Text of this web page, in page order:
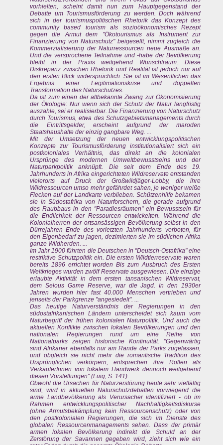
vorhielten, scheint damit nun zum Hauptgegenstand der
Debatte um Tourismusförderung zu werden. Doch während
sich in der tourismuspolitischen Rhetorik das Konzept des
community based tourism als sozioökonomisches Rezept
gegen die Armut dem "Ökotourismus als Instrument zur
Finanzierung von Naturschutz" beigesellt, nimmt zugleich die
Kommerzialisierung der Naturressourcen neue Ausmaße an.
Und die versprochene Teilnahme und -habe der Bevölkerung
bleibt in der Praxis weitgehend Wunschtraum. Diese
Diskrepanz zwischen Rhetorik und Realität ist jedoch nur auf
den ersten Blick widersprüchlich. Sie ist im Wesentlichen das
Ergebnis einer Legitimationskrise und doppelten
Transformation des Naturschutzes.
Da ist zum einen der altbekannte Zwang zur Ökonomisierung
der Ökologie: Nur wenn sich der Schutz der Natur langfristig
auszahle, sei er realisierbar. Die Finanzierung von Naturschutz
durch Tourismus, etwa des Schutzgebietsmanagements durch
die Eintrittsgelder, erscheint aufgrund der maroden
Staatshaushalte der einzig gangbare Weg. ...
Mit der Umsetzung der neuen entwicklungspolitischen
Konzepte zur Tourismusförderung institutionalisiert sich ein
postkoloniales Verhältnis, das direkt an die kolonialen
Ursprünge des modernen Umweltbewusstseins und der
Naturparkpolitik anknüpft. Die seit dem Ende des 19.
Jahrhunderts in Afrika eingerichteten Wildreservate entstanden
vielerorts auf Druck der Großwildjäger-Lobby, die ihre
Wildressourcen umso mehr gefährdet sahen, je weniger weiße
Flecken auf der Landkarte verblieben. Schützenhilfe bekamen
sie in Südostafrika von Naturforschern, die gerade aufgrund
des Raubbaus in den "Paradiesräumen" ein Bewusstsein für
die Endlichkeit der Ressourcen entwickelten. Während die
Kolonialherren der ortsansässigen Bevölkerung selbst in den
Dürrejahren Ende des vorletzten Jahrhunderts verboten, für
den Eigenbedarf zu jagen, dezimierten sie im südlichen Afrika
ganze Wildherden. ...
Im Jahr 1900 führten die Deutschen in "Deutsch-Ostafrika" eine
restriktive Schutzpolitik ein. Die ersten Wildtierreservate waren
bereits 1896 errichtet worden Bis zum Ausbruch des Ersten
Weltkrieges wurden zwölf Reservate ausgewiesen. Die einzige
erlaubte Aktivität in dem ersten tansanischen Wildreservat,
dem Selous Game Reserve, war die Jagd. In den 1930er
Jahren wurden hier fast 40.000 Menschen vertrieben und
jenseits der Parkgrenze "angesiedelt". ...
Das heutige Naturverständnis der Regierungen in den
südostafrikanischen Ländern unterscheidet sich kaum vom
Naturbegriff der frühen kolonialen Naturpolitik. Und auch die
aktuellen Konflikte zwischen lokalen Bevölkerungen und den
nationalen Regierungen rund um eine Reihe von
Nationalparks zeigen historische Kontinuität. "Gegenwärtig
sind Afrikaner ebenfalls nur am Rande der Parks zugelassen,
und obgleich sie nicht mehr die romantische Tradition des
Ursprünglichen verkörpern, entsprechen ihre Rollen als
VerkäuferInnen von lokalem Handwerk dennoch weitgehend
diesen Vorstellungen" (Luig, S. 141).
Obwohl die Ursachen für Naturzerstörung heute sehr vielfältig
sind, wird in aktuellen Naturschutzdebatten vorwiegend die
arme Landbevölkerung als Verursacher identifiziert - ob im
Rahmen entwicklungspolitischer Nachhaltigkeitsdiskurse
(ohne Armutsbekämpfung kein Ressourcenschutz) oder von
den postkolonialen Regierungen, die sich im Dienste des
globalen Ressourcenmanagements sehen. Dass der primär
armen lokalen Bevölkerung indirekt die Schuld an der
Zerstörung der Savannen gegeben wird, zieht sich wie ein